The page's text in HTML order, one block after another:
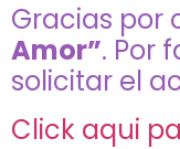
Gracias por
Amor”. Por
solicitar el
Click aqui